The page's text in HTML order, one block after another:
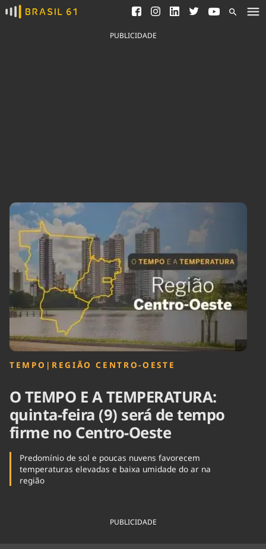
Ver todas as notícias
Saneamento
Indicadores
Agronegócios
Brasil
Brasil Mineral
Ciência &
Tecnologia
Cinema
Comportamento
Cultura
Economia
Educação
Infraestrutura
Internacional
Política
Saúde
Tempo
PUBLICIDADE
TEMPO | REGIÃO CENTRO-OESTE
O TEMPO E A TEMPERATURA:
quinta-feira (9) será de tempo
firme no Centro-Oeste
Predomínio de sol e poucas nuvens favorecem
temperaturas elevadas e baixa umidade do ar na
região
PUBLICIDADE